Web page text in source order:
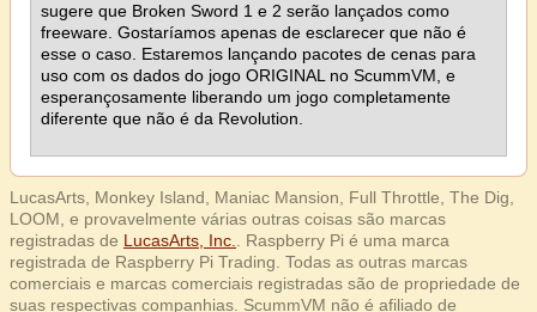
sugere que Broken Sword 1 e 2 serão lançados como
freeware. Gostaríamos apenas de esclarecer que não é
esse o caso. Estaremos lançando pacotes de cenas para
uso com os dados do jogo ORIGINAL no ScummVM, e
esperançosamente liberando um jogo completamente
diferente que não é da Revolution.
LucasArts, Monkey Island, Maniac Mansion, Full Throttle, The Dig,
LOOM, e provavelmente várias outras coisas são marcas
registradas de LucasArts, Inc.
. Raspberry Pi é uma marca
registrada de Raspberry Pi Trading. Todas as outras marcas
comerciais e marcas comerciais registradas são de propriedade de
suas respectivas companhias. ScummVM não é afiliado de